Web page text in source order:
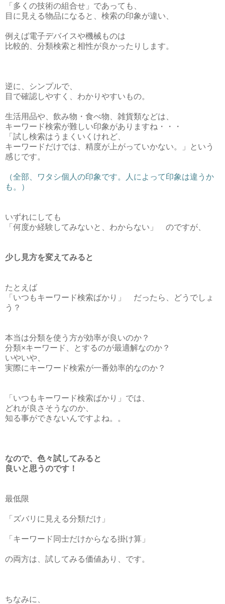
「多くの技術の組合せ」であっても、
目に見える物品になると、検索の印象が違い、
例えば電子デバイスや機械ものは
比較的、分類検索と相性が良かったりします。
逆に、シンプルで、
目で確認しやすく、わかりやすいもの。
生活用品や、飲み物・食べ物、雑貨類などは、
キーワード検索が難しい印象がありますね・・・
「試し検索はうまくいくけれど、
キーワードだけでは、精度が上がっていかない。」という
感じです。
（全部、ワタシ個人の印象です。人によって印象は違うか
も。）
いずれにしても
「何度か経験してみないと、わからない」 のですが、
少し見方を変えてみると
たとえば
「いつもキーワード検索ばかり」 だったら、どうでしょ
う？
本当は分類を使う方が効率が良いのか？
分類×キーワード、とするのが最適解なのか？
いやいや、
実際にキーワード検索が一番効率的なのか？
「いつもキーワード検索ばかり」では、
どれが良さそうなのか、
知る事ができないんですよね。。
なので、色々試してみると
良いと思うのです！
最低限
「ズバリに見える分類だけ」
「キーワード同士だけからなる掛け算」
の両方は、試してみる価値あり、です。
ちなみに、